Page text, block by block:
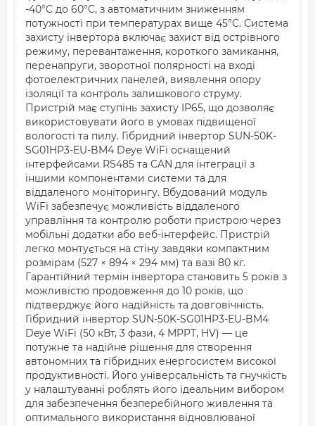
-40°C до 60°C, з автоматичним зниженням
потужності при температурах вище 45°C. Система
захисту інвертора включає захист від острівного
режиму, перевантаження, короткого замикання,
перенапруги, зворотної полярності на вході
фотоелектричних панелей, виявлення опору
ізоляції та контроль залишкового струму.
Пристрій має ступінь захисту IP65, що дозволяє
використовувати його в умовах підвищеної
вологості та пилу. Гібридний інвертор SUN-50K-
SG01HP3-EU-BM4 Deye WiFi оснащений
інтерфейсами RS485 та CAN для інтеграції з
іншими компонентами системи та для
віддаленого моніторингу. Вбудований модуль
WiFi забезпечує можливість віддаленого
управління та контролю роботи пристрою через
мобільні додатки або веб-інтерфейс. Пристрій
легко монтується на стіну завдяки компактним
розмірам (527 × 894 × 294 мм) та вазі 80 кг.
Гарантійний термін інвертора становить 5 років з
можливістю продовження до 10 років, що
підтверджує його надійність та довговічність.
Гібридний інвертор SUN-50K-SG01HP3-EU-BM4
Deye WiFi (50 кВт, 3 фази, 4 MPPT, HV) — це
потужне та надійне рішення для створення
автономних та гібридних енергосистем високої
продуктивності. Його універсальність та гнучкість
у налаштуванні роблять його ідеальним вибором
для забезпечення безперебійного живлення та
оптимального використання відновлюваної